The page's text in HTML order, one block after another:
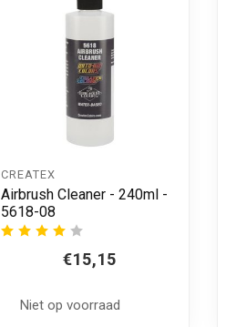
CREATEX
Airbrush Cleaner - 240ml -
5618-08
€15,15
Niet op voorraad